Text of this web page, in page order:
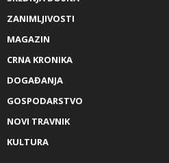
ZANIMLJIVOSTI
MAGAZIN
CRNA KRONIKA
DOGAĐANJA
GOSPODARSTVO
NOVI TRAVNIK
KULTURA